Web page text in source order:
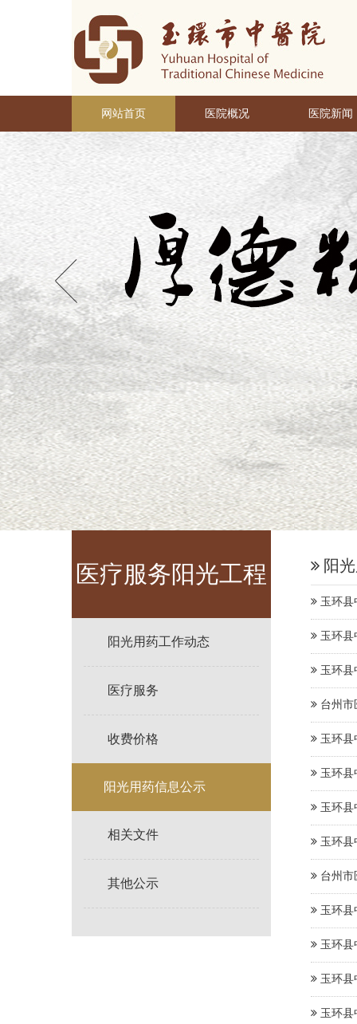
网站首页 医院概况 医院新闻
医疗服务阳光工程
阳光用药工作动态
医疗服务
收费价格
阳光用药信息公示
相关文件
其他公示
阳
玉环县
玉环县
玉环县
台州市
玉环县
玉环县
玉环县
玉环县
台州市
玉环县
玉环县
玉环县
玉环县